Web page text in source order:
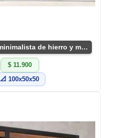
Mesa auxiliar minimalista de hierro y madera
$ 11.900
📐 100x50x50